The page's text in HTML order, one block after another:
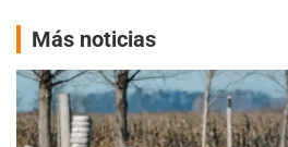
Más noticias